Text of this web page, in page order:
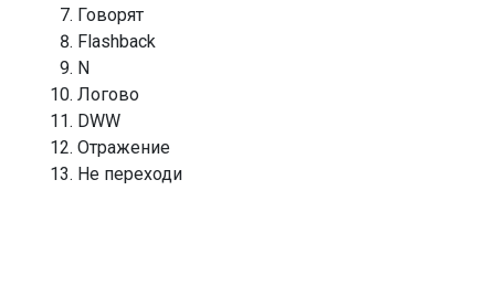
Говорят
Flashback
N
Логово
DWW
Отражение
Не переходи